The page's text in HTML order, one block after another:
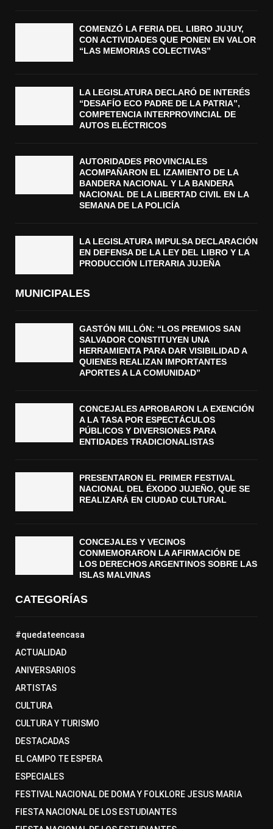
COMENZÓ LA FERIA DEL LIBRO JUJUY,
CON ACTIVIDADES QUE PONEN EN VALOR
“LAS MEMORIAS COLECTIVAS”
LA LEGISLATURA DECLARÓ DE INTERÉS
“DESAFÍO ECO PADRE DE LA PATRIA”,
COMPETENCIA INTERPROVINCIAL DE
AUTOS ELÉCTRICOS
AUTORIDADES PROVINCIALES
ACOMPAÑARON EL IZAMIENTO DE LA
BANDERA NACIONAL Y LA BANDERA
NACIONAL DE LA LIBERTAD CIVIL EN LA
SEMANA DE LA POLICÍA
LA LEGISLATURA IMPULSA DECLARACIÓN
EN DEFENSA DE LA LEY DEL LIBRO Y LA
PRODUCCIÓN LITERARIA JUJEÑA
MUNICIPALES
GASTÓN MILLÓN: “LOS PREMIOS SAN
SALVADOR CONSTITUYEN UNA
HERRAMIENTA PARA DAR VISIBILIDAD A
QUIENES REALIZAN IMPORTANTES
APORTES A LA COMUNIDAD”
CONCEJALES APROBARON LA EXENCIÓN
A LA TASA POR ESPECTÁCULOS
PÚBLICOS Y DIVERSIONES PARA
ENTIDADES TRADICIONALISTAS
PRESENTARON EL PRIMER FESTIVAL
NACIONAL DEL ÉXODO JUJEÑO, QUE SE
REALIZARÁ EN CIUDAD CULTURAL
CONCEJALES Y VECINOS
CONMEMORARON LA AFIRMACIÓN DE
LOS DERECHOS ARGENTINOS SOBRE LAS
ISLAS MALVINAS
CATEGORÍAS
#quedateencasa
ACTUALIDAD
ANIVERSARIOS
ARTISTAS
CULTURA
CULTURA Y TURISMO
DESTACADAS
EL CAMPO TE ESPERA
ESPECIALES
FESTIVAL NACIONAL DE DOMA Y FOLKLORE JESUS MARIA
FIESTA NACIONAL DE LOS ESTUDIANTES